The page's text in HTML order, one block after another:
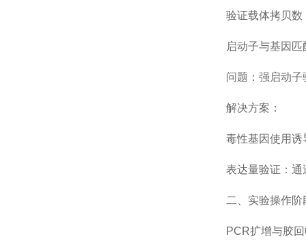
验证载体拷贝数
启动子与基因匹
问题：强启动子驱
解决方案：
毒性基因使用诱导
表达量验证：通
二、实验操作阶
PCR扩增与胶回